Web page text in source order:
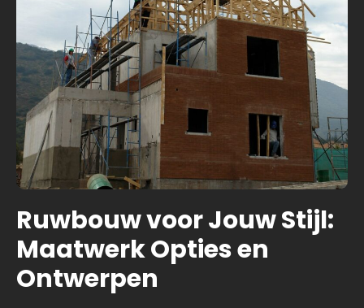
Ruwbouw voor Jouw Stijl:
Maatwerk Opties en
Ontwerpen